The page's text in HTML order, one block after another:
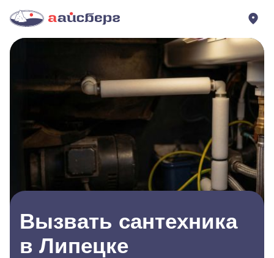
Вызвать сантехника
в Липецке